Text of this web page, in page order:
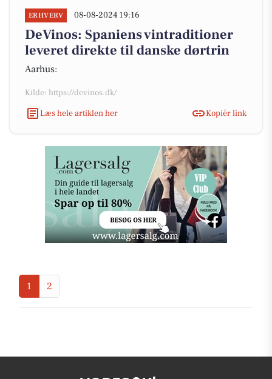
ERHVERV 08-08-2024 19:16
DeVinos: Spaniens vintraditioner
leveret direkte til danske dørtrin
Aarhus:
Kilde: https://devinos.dk/
Læs hele artiklen her
Kopiér link
1 2